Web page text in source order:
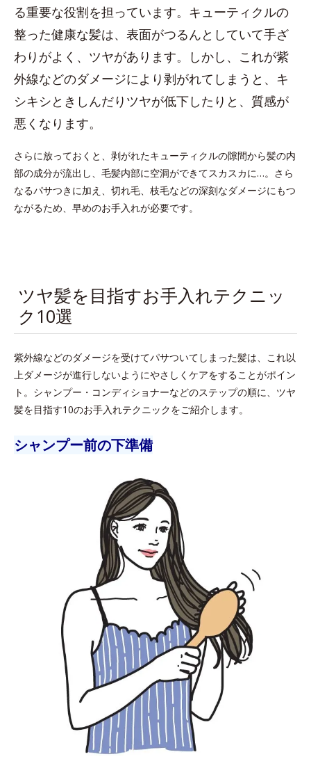
る重要な役割を担っています。キューティクルの
整った健康な髪は、表面がつるんとしていて手ざ
わりがよく、ツヤがあります。しかし、これが紫
外線などのダメージにより剥がれてしまうと、キ
シキシときしんだりツヤが低下したりと、質感が
悪くなります。
さらに放っておくと、剥がれたキューティクルの隙間から髪の内
部の成分が流出し、毛髪内部に空洞ができてスカスカに…。さら
なるパサつきに加え、切れ毛、枝毛などの深刻なダメージにもつ
ながるため、早めのお手入れが必要です。
ツヤ髪を目指すお手入れテクニッ
ク10選
紫外線などのダメージを受けてパサついてしまった髪は、これ以
上ダメージが進行しないようにやさしくケアをすることがポイン
ト。シャンプー・コンディショナーなどのステップの順に、ツヤ
髪を目指す10のお手入れテクニックをご紹介します。
シャンプー前の下準備